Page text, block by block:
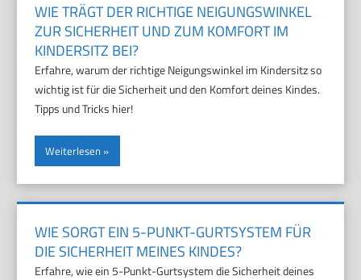
WIE TRÄGT DER RICHTIGE NEIGUNGSWINKEL
ZUR SICHERHEIT UND ZUM KOMFORT IM
KINDERSITZ BEI?
Erfahre, warum der richtige Neigungswinkel im Kindersitz so
wichtig ist für die Sicherheit und den Komfort deines Kindes.
Tipps und Tricks hier!
Weiterlesen
WIE SORGT EIN 5-PUNKT-GURTSYSTEM FÜR
DIE SICHERHEIT MEINES KINDES?
Erfahre, wie ein 5-Punkt-Gurtsystem die Sicherheit deines